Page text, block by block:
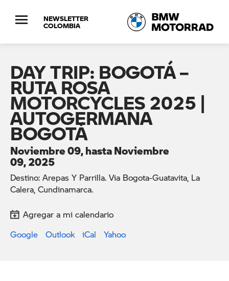
NEWSLETTER
COLOMBIA
DAY TRIP: BOGOTÁ –
RUTA ROSA
MOTORCYCLES 2025 |
AUTOGERMANA
BOGOTÁ
Noviembre 09, hasta Noviembre
09, 2025
Destino: Arepas Y Parrilla. Via Bogota-Guatavita, La
Calera, Cundinamarca.
Agregar a mi calendario
Google
Outlook iCal Yahoo